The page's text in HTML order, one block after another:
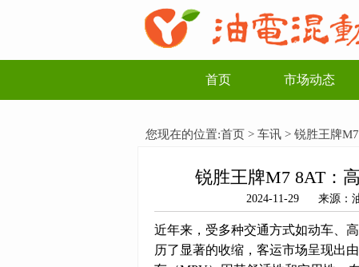
首页 市场动态
您现在的位置:首页 > 车讯 > 锐胜王牌
锐胜王牌M7 8AT：
2024-11-29 来源：
近年来，受多种交通方式如动车、
历了显著的收缩，客运市场呈现出